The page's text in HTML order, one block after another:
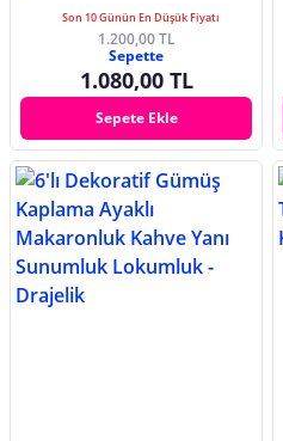
Son 10 Günün En Düşük Fiyatı
1.200,00 TL
Sepette
1.080,00 TL
Sepete Ekle